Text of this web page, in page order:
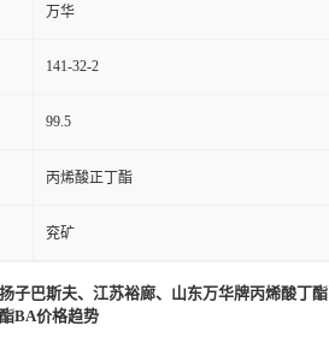
万华
141-32-2
99.5
丙烯酸正丁酯
兖矿
子巴斯夫、江苏裕廊、山东万华牌丙烯酸丁酯
BA价格趋势